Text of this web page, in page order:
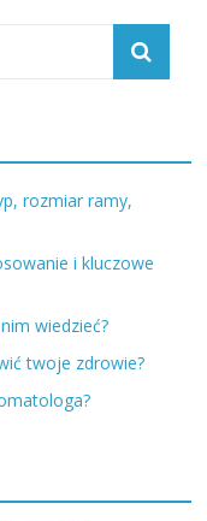
rozmiar ramy,
i kluczowe
wiedzieć?
twoje zdrowie?